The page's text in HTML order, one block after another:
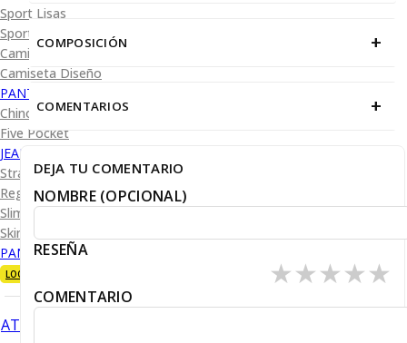
Sport Lisas
Sport Diseño
Camiseta Lisa
Camiseta Diseño
PANTALÓN CASUAL
Chino
Five Pocket
JEANS
Straight Fit
Regular Fit
Slim Fit
Skinny Fit
PANTALÓN DE VESTIR
LOOKS
ATRÁS
✔️ Uniformes con estilo
COMPOSICIÓN +
COMENTARIOS +
DEJA TU COMENTARIO
NOMBRE (OPCIONAL)
RESEÑA
★
★
★
★
★
COMENTARIO